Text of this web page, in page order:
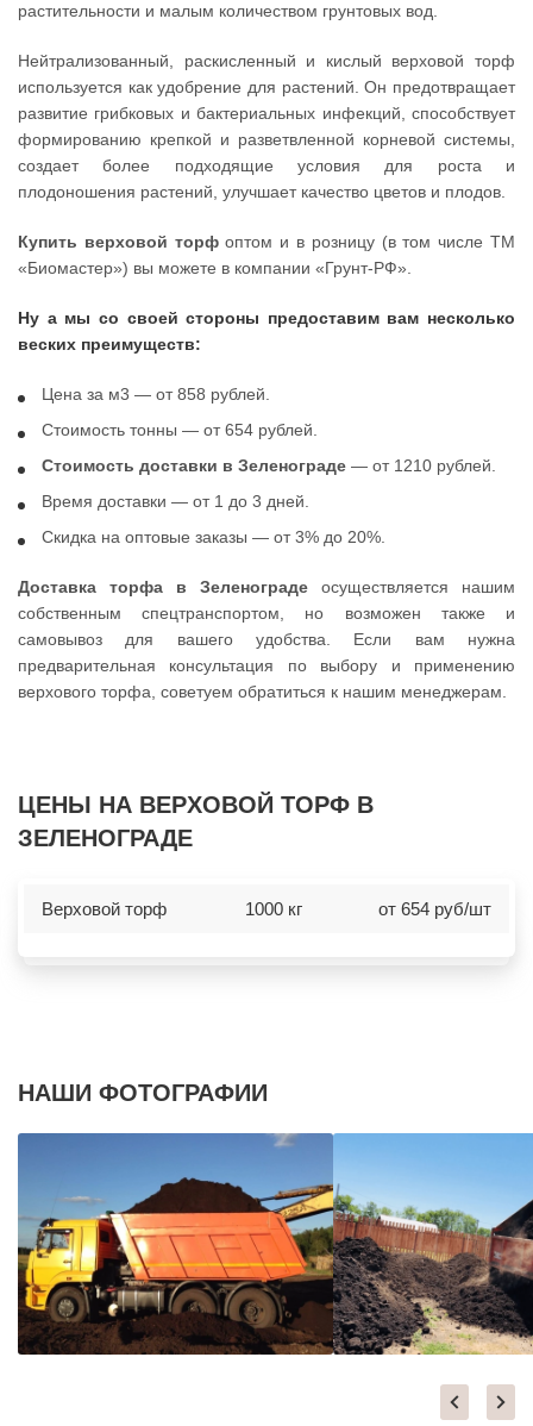
растительности и малым количеством грунтовых вод.
Нейтрализованный, раскисленный и кислый верховой торф
используется как удобрение для растений. Он предотвращает
развитие грибковых и бактериальных инфекций, способствует
формированию крепкой и разветвленной корневой системы,
создает более подходящие условия для роста и
плодоношения растений, улучшает качество цветов и плодов.
Купить верховой торфоптом и в розницу (в том числе ТМ
«Биомастер») вы можете в компании «Грунт-РФ».
Ну а мы со своей стороны предоставим вам несколько
веских преимуществ:
Цена за м3 — от 858 рублей.
Стоимость тонны — от 654 рублей.
Стоимость доставки в Зеленограде — от 1210 рублей.
Время доставки — от 1 до 3 дней.
Скидка на оптовые заказы — от 3% до 20%.
Доставка торфа в Зеленограде осуществляется нашим
собственным спецтранспортом, но возможен также и
самовывоз для вашего удобства. Если вам нужна
предварительная консультация по выбору и применению
верхового торфа, советуем обратиться к нашим менеджерам.
ЦЕНЫ НА ВЕРXОВОЙ ТОРФ В
ЗЕЛЕНОГРАДЕ
Верxовой торф 1000 кг от 654 руб/шт
НАШИ ФОТОГРАФИИ